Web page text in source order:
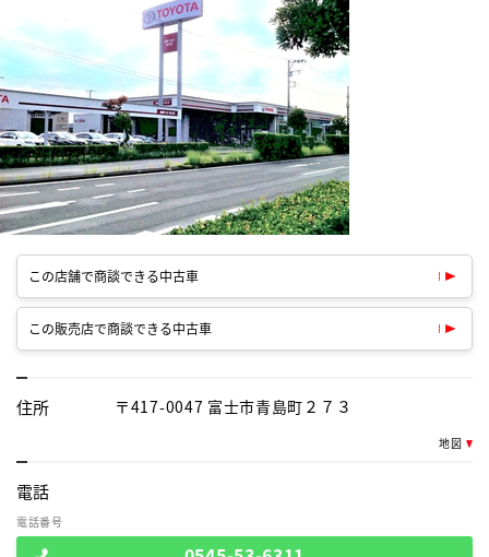
この店舗で商談できる中古車
この販売店で商談できる中古車
住所 〒417-0047 富士市青島町２７３
地図
電話
電話番号